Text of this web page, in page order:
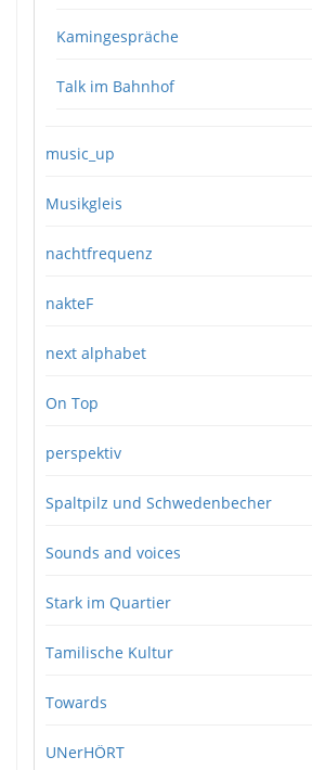
Kamingespräche
Talk im Bahnhof
music_up
Musikgleis
nachtfrequenz
nakteF
next alphabet
On Top
perspektiv
Spaltpilz und Schwedenbecher
Sounds and voices
Stark im Quartier
Tamilische Kultur
Towards
UNerHÖRT